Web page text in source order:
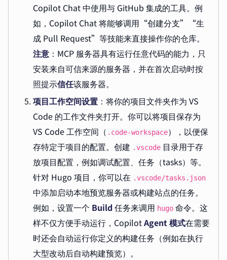
Copilot Chat 中使用与 GitHub 集成的工具。例
如，Copilot Chat 将能够调用“创建分支”“生
成 Pull Request”等技能来直接操作你的仓库。
注意 ：MCP 服务器具有运行任意代码的能力，只
安装来自可信来源的服务器，并在首次启动时按
照提示信任该服务器。
项目工作空间设置 ：将你的项目文件夹作为 VS
Code 的工作文件夹打开。你可以将项目保存为
VS Code 工作空间（ .code-workspace），以便保
存特定于项目的配置。创建 .vscode 目录用于存
放项目配置，例如调试配置、任务（tasks）等。
针对 Hugo 项目，你可以在 .vscode/tasks.json
中添加启动本地预览服务器或构建站点的任务。
例如，设置一个 Build 任务来调用 hugo 命令。这
样不仅方便手动运行，CopilotAgent 模式在需要
时还会自动运行你定义的构建任务（例如在执行
大型改动后自动构建预览）。